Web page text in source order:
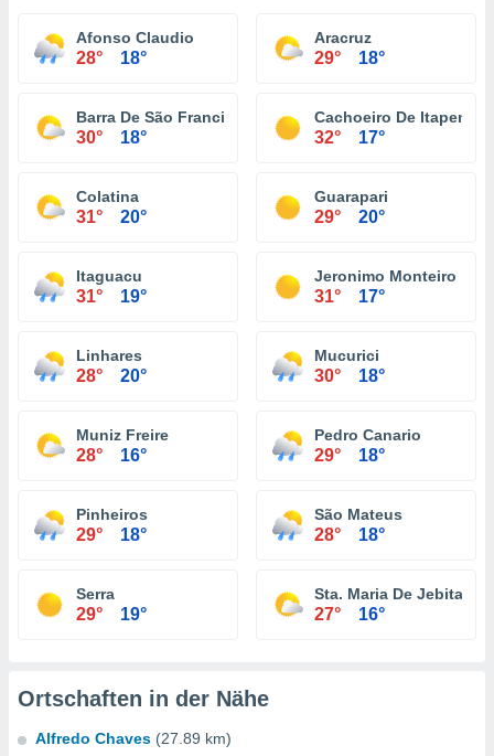
Afonso Claudio
28° 18°
Aracruz
29° 18°
Barra De São Francisco
30° 18°
Cachoeiro De
32° 17°
Colatina
31° 20°
Guarapari
29° 20°
Itaguacu
31° 19°
Jeronimo Monteiro
31° 17°
Linhares
28° 20°
Mucurici
30° 18°
Muniz Freire
28° 16°
Pedro Canario
29° 18°
Pinheiros
29° 18°
São Mateus
28° 18°
Serra
29° 19°
Sta. Maria De Jebita
27° 16°
Ortschaften in der Nähe
Alfredo Chaves (27.89 km)